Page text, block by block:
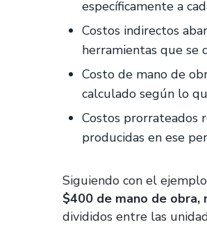
específicamente a
Costos indirectos
herramientas que se
Costo de mano de
calculado según lo
Costos prorrateados
producidas en ese
Siguiendo con el
$400 de mano de
divididos entre las